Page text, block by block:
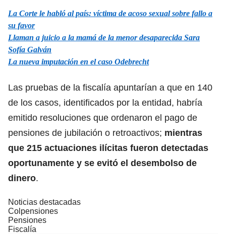
La Corte le habló al país: víctima de acoso sexual sobre fallo a
su favor
Llaman a juicio a la mamá de la menor desaparecida Sara
Sofía Galván
La nueva imputación en el caso Odebrecht
Las pruebas de la fiscalía apuntarían a que en 140
de los casos, identificados por la entidad, habría
emitido resoluciones que ordenaron el pago de
pensiones de jubilación o retroactivos; mientras
que 215 actuaciones ilícitas fueron detectadas
oportunamente y se evitó el desembolso de
dinero.
Noticias destacadas
Colpensiones
Pensiones
Fiscalía